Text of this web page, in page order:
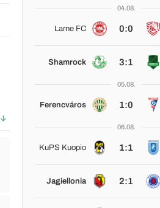
04.08.
Larne FC 0:0
Shamrock 3:1
05.08.
Ferencváros 1:0
06.08.
KuPS Kuopio 1:1
Jagiellonia 2:1